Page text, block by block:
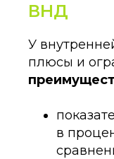
ВНД
У
плюсы и
в